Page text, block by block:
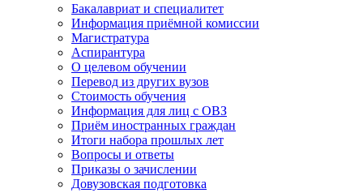
Бакалавриат и специалитет
Информация приёмной комиссии
Магистратура
Аспирантура
О целевом обучении
Перевод из других вузов
Стоимость обучения
Информация для лиц с ОВЗ
Приём иностранных граждан
Итоги набора прошлых лет
Вопросы и ответы
Приказы о зачислении
Довузовская подготовка